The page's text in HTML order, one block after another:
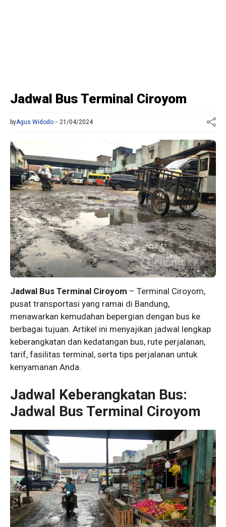
Jadwal Bus Terminal Ciroyom
byAgus Widodo 21/04/2024
Jadwal Bus Terminal Ciroyom – Terminal Ciroyom,
pusat transportasi yang ramai di Bandung,
menawarkan kemudahan bepergian dengan bus ke
berbagai tujuan. Artikel ini menyajikan jadwal lengkap
keberangkatan dan kedatangan bus, rute perjalanan,
tarif, fasilitas terminal, serta tips perjalanan untuk
kenyamanan Anda.
Jadwal Keberangkatan Bus:
Jadwal Bus Terminal Ciroyom